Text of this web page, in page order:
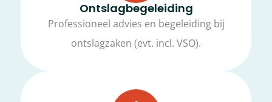
Ontslagbegeleiding
Professioneel advies en begeleiding bij
ontslagzaken (evt. incl. VSO).